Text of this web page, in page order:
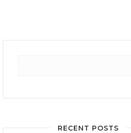
RECENT POSTS